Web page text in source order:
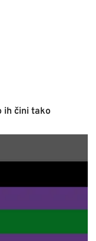
ih čini tako